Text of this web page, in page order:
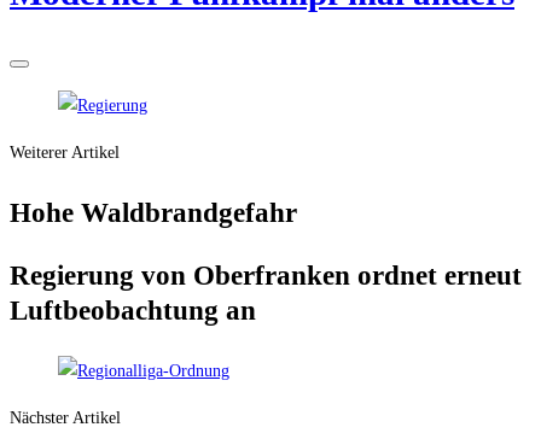
Weiterer Artikel
Hohe Wald­brand­ge­fahr
Regie­rung von Ober­fran­ken ord­net erneut
Luft­be­ob­ach­tung an
Nächster Artikel